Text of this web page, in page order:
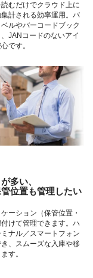
むだけでクラウド上に
計される効率運用。バ
ルやバーコードブック
JANコードのないアイ
です。
多い、
位置も管理したい
ーション（保管位置・
けて管理できます。ハ
ナル／スマートフォン
、スムーズな入庫や移
す。